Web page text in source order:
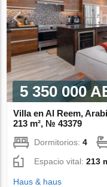
5 350 000
Villa en Al Reem,
213 m², № 43379
Dormitorios:4
Espacio vital:213
Haus & haus